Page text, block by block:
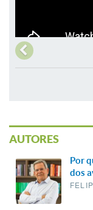
AUTORES
Por
dos